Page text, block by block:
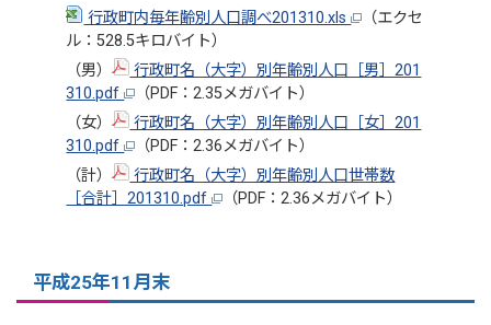
行政町内毎年齢別人口調べ201310.xls
（エクセ
ル：528.5キロバイト）
（男）
行政町名（大字）別年齢別人口［男］201
310.pdf
（PDF：2.35メガバイト）
（女）
行政町名（大字）別年齢別人口［女］201
310.pdf
（PDF：2.36メガバイト）
（計）
行政町名（大字）別年齢別人口世帯数
［合計］201310.pdf
（PDF：2.36メガバイト）
平成25年11月末